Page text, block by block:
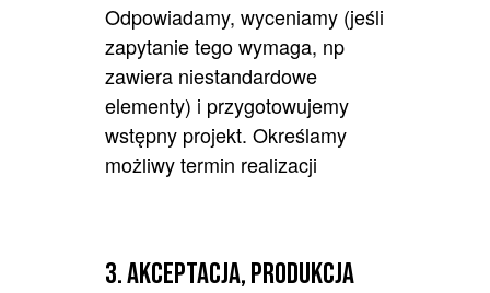
Odpowiadamy, wyceniamy (jeśli
zapytanie tego wymaga, np
zawiera niestandardowe
elementy) i przygotowujemy
wstępny projekt. Określamy
możliwy termin realizacji
3. Akceptacja, produkcja